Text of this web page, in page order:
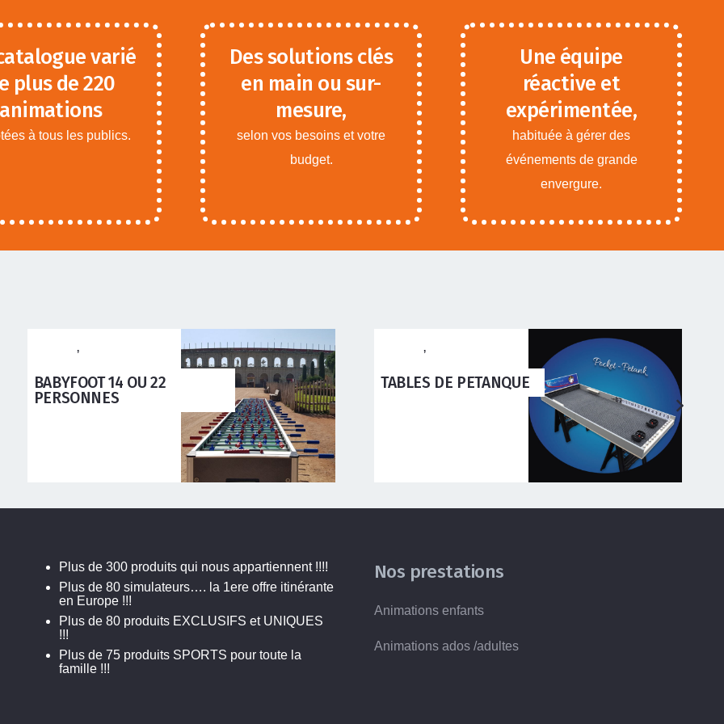
varié
plus de 220
animations
à tous les publics.
Des solutions clés
en main ou sur-
mesure,
selon vos besoins et votre
budget.
Une équipe
réactive et
expérimentée,
habituée à gérer des
événements de grande
envergure.
22
ANIMATIONS ADOS
ADULTES,ANIMATIONS
ENFANTS
TABLES DE PETANQUE
ANIMATIONS ADOS
ADULTES,ANIMATIONS
ENFANTS
RÉFLEXES
Plus de 300 produits qui nous appartiennent !!!!
Plus de 80 simulateurs…. la 1ere offre itinérante
en Europe !!!
Plus de 80 produits EXCLUSIFS et UNIQUES
!!!
Plus de 75 produits SPORTS pour toute la
famille !!!
Nos prestations
Animations enfants
Animations ados /adultes